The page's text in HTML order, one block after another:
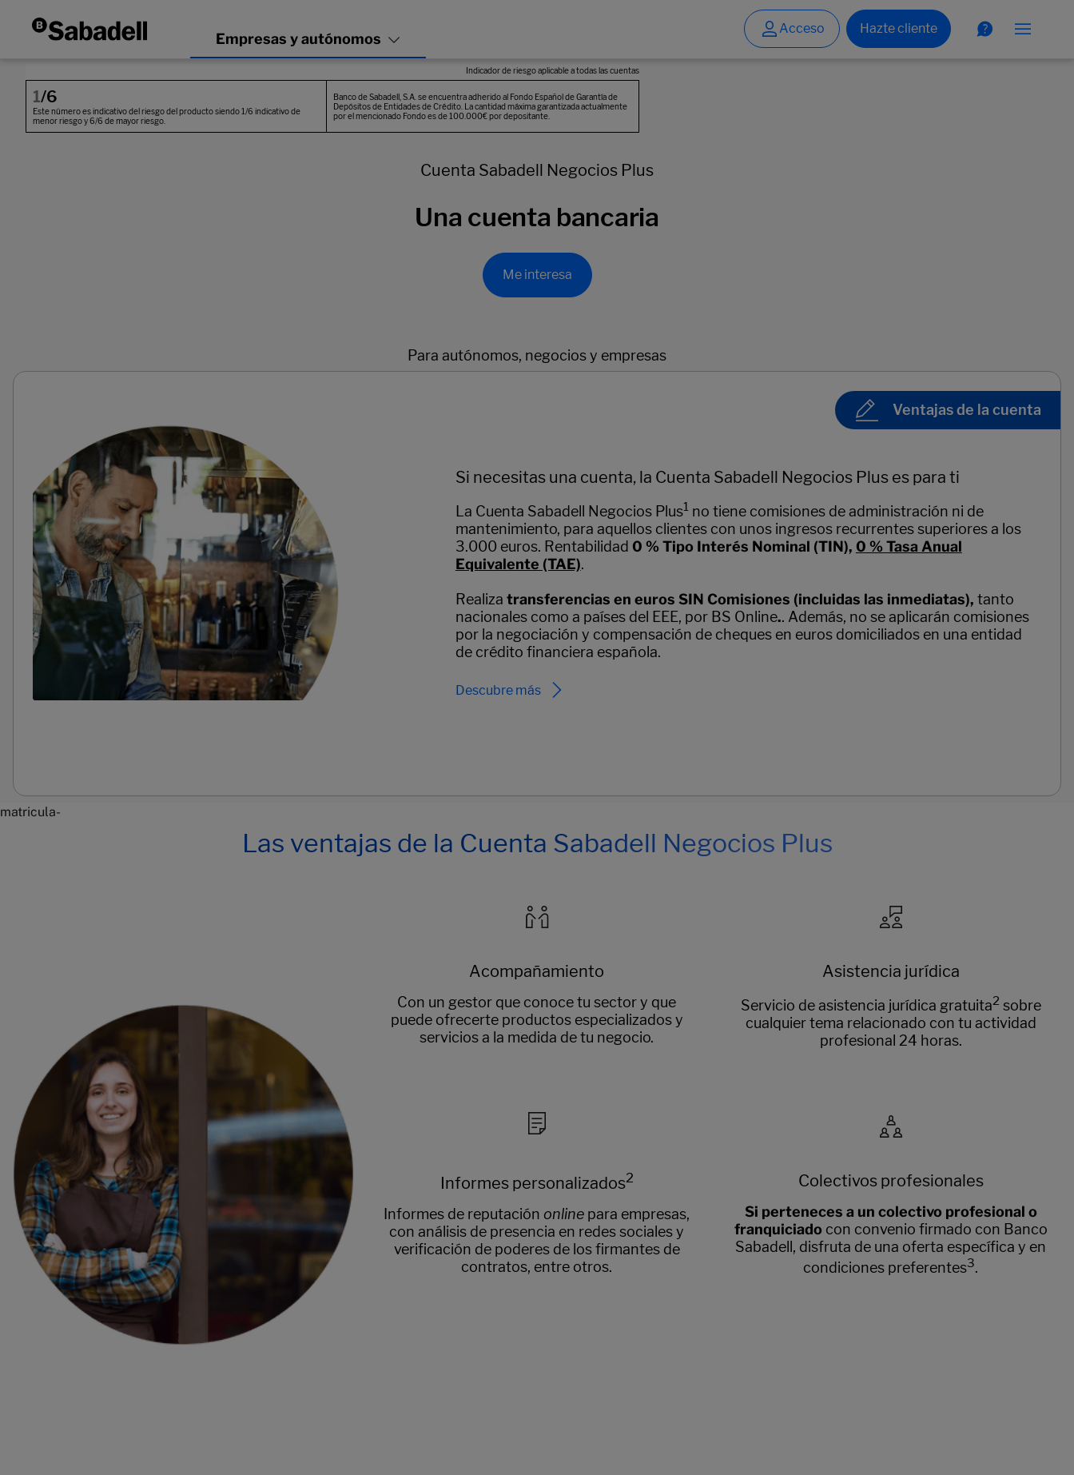
Cuenta Sabadell Negocios Plus
Una cuenta bancaria
Me interesa
Para autónomos, negocios y empresas
Ventajas de la cuenta
Si necesitas una cuenta, la Cuenta Sabadell Negocios Plus es para ti
La Cuenta Sabadell Negocios Plus1no tiene comisiones de administración ni de
mantenimiento, para aquellos clientes con unos ingresos recurrentes superiores a los
3.000 euros. Rentabilidad 0 % Tipo Interés Nominal (TIN), 0 % Tasa Anual
Equivalente (TAE).
Realiza transferencias en euros SIN Comisiones (incluidas las inmediatas), tanto
nacionales como a países del EEE, por BS Online.. Además, no se aplicarán comisiones
por la negociación y compensación de cheques en euros domiciliados en una entidad
de crédito financiera española.
Descubre más
matricula-
Las ventajas de la Cuenta Sabadell Negocios Plus
Acompañamiento
Con un gestor que conoce tu sector y que
puede ofrecerte productos especializados y
servicios a la medida de tu negocio.
Informes personalizados2
Informes de reputación online para empresas,
con análisis de presencia en redes sociales y
verificación de poderes de los firmantes de
contratos, entre otros.
Asistencia jurídica
Servicio de asistencia jurídica gratuita2 sobre
cualquier tema relacionado con tu actividad
profesional 24 horas.
Colectivos profesionales
Si perteneces a un colectivo profesional o
franquiciado con convenio firmado con Banco
Sabadell, disfruta de una oferta específica y en
condiciones preferentes3.